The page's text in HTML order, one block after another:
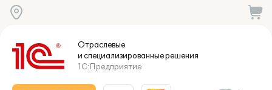
Отраслевые
и специализированныерешения
1С:Предприятие